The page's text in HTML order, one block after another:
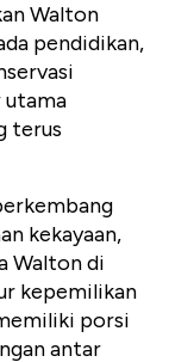
Walton
pendidikan,
utama
terus
kekayaan,
Walton di
kepemilikan
porsi
antar